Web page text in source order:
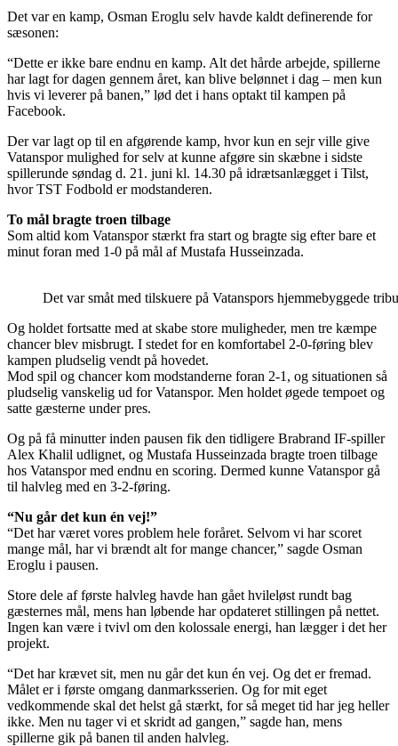
Det var en kamp, Osman Eroglu selv havde kaldt definerende for
sæsonen:
“Dette er ikke bare endnu en kamp. Alt det hårde arbejde, spillerne
har lagt for dagen gennem året, kan blive belønnet i dag – men kun
hvis vi leverer på banen,” lød det i hans optakt til kampen på
Facebook.
Der var lagt op til en afgørende kamp, hvor kun en sejr ville give
Vatanspor mulighed for selv at kunne afgøre sin skæbne i sidste
spillerunde søndag d. 21. juni kl. 14.30 på idrætsanlægget i Tilst,
hvor TST Fodbold er modstanderen.
To mål bragte troen tilbage
Som altid kom Vatanspor stærkt fra start og bragte sig efter bare et
minut foran med 1-0 på mål af Mustafa Husseinzada.
Det var småt med tilskuere på Vatanspors hjemmebyggede
Og holdet fortsatte med at skabe store muligheder, men tre kæmpe
chancer blev misbrugt. I stedet for en komfortabel 2-0-føring blev
kampen pludselig vendt på hovedet.
Mod spil og chancer kom modstanderne foran 2-1, og situationen så
pludselig vanskelig ud for Vatanspor. Men holdet øgede tempoet og
satte gæsterne under pres.
Og på få minutter inden pausen fik den tidligere Brabrand IF-spiller
Alex Khalil udlignet, og Mustafa Husseinzada bragte troen tilbage
hos Vatanspor med endnu en scoring. Dermed kunne Vatanspor gå
til halvleg med en 3-2-føring.
“Nu går det kun én vej!”
“Det har været vores problem hele foråret. Selvom vi har scoret
mange mål, har vi brændt alt for mange chancer,” sagde Osman
Eroglu i pausen.
Store dele af første halvleg havde han gået hvileløst rundt bag
gæsternes mål, mens han løbende har opdateret stillingen på nettet.
Ingen kan være i tvivl om den kolossale energi, han lægger i det her
projekt.
“Det har krævet sit, men nu går det kun én vej. Og det er fremad.
Målet er i første omgang danmarksserien. Og for mit eget
vedkommende skal det helst gå stærkt, for så meget tid har jeg heller
ikke. Men nu tager vi et skridt ad gangen,” sagde han, mens
spillerne gik på banen til anden halvleg.